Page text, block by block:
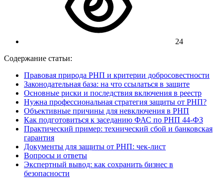
24
Содержание статьи:
Правовая природа РНП и критерии добросовестности
Законодательная база: на что ссылаться в защите
Основные риски и последствия включения в реестр
Нужна профессиональная стратегия защиты от РНП?
Объективные причины для невключения в РНП
Как подготовиться к заседанию ФАС по РНП 44-ФЗ
Практический пример: технический сбой и банковская
гарантия
Документы для защиты от РНП: чек-лист
Вопросы и ответы
Экспертный вывод: как сохранить бизнес в
безопасности